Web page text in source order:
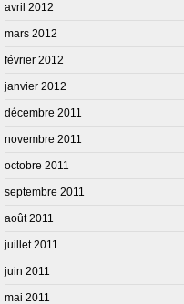
avril 2012
mars 2012
février 2012
janvier 2012
décembre 2011
novembre 2011
octobre 2011
septembre 2011
août 2011
juillet 2011
juin 2011
mai 2011